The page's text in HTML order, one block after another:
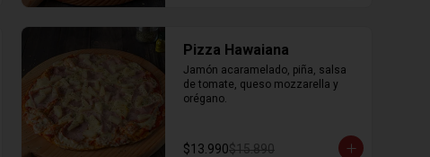
Pizza Hawaiana
Jamón acaramelado, piña, salsa
de tomate, queso mozzarella y
orégano.
$13.990$15.890